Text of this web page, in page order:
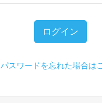
ログイン
パスワードを忘れた場合は